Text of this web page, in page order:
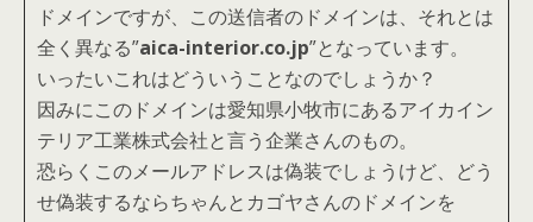
ドメインですが、この送信者のドメインは、それとは
全く異なる”aica-interior.co.jp”となっています。
いったいこれはどういうことなのでしょうか？
因みにこのドメインは愛知県小牧市にあるアイカイン
テリア工業株式会社と言う企業さんのもの。
恐らくこのメールアドレスは偽装でしょうけど、どう
せ偽装するならちゃんとカゴヤさんのドメインを